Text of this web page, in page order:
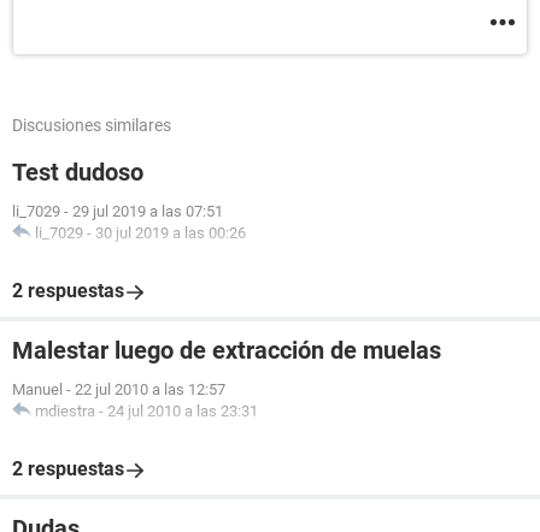
Discusiones similares
Test dudoso
li_7029 - 29 jul 2019 a las 07:51
li_7029 - 30 jul 2019 a las 00:26
2 respuestas
Malestar luego de extracción de muelas
Manuel - 22 jul 2010 a las 12:57
mdiestra - 24 jul 2010 a las 23:31
2 respuestas